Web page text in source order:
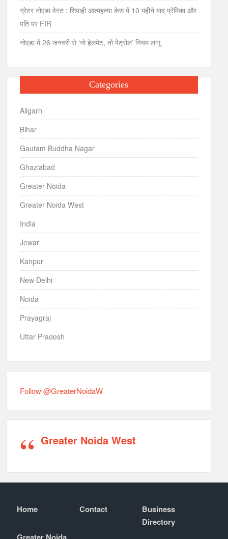
ग्रेटर नोएडा वेस्ट : सिपाही आत्महत्या केस में 10 महीने बाद प्रेमिका और
पति पर FIR
नोएडा में 26 जनवरी से ‘नो हेलमेट, नो पेट्रोल’ नियम लागू
Categories
Aligarh
Bihar
Gautam Buddha Nagar
Ghaziabad
Greater Noida
Greater Noida West
India
Jewar
Kanpur
New Delhi
Noida
Prayagraj
Uttar Pradesh
Follow @GreaterNoidaW
Greater Noida West
Home Contact
Business
Directory
Greater Noida